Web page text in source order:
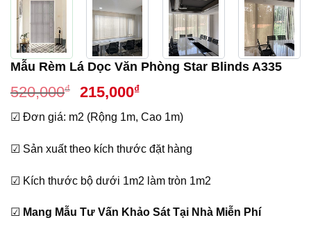
Mẫu Rèm Lá Dọc Văn Phòng Star Blinds A335
520,000₫
Giá
gốc
là:
520,000₫.
215,000₫Giá
tại
là:
215,000₫.
☑ Đơn giá: m2 (Rộng 1m, Cao 1m)
☑ Sản xuất theo kích thước đặt hàng
☑ Kích thước bộ dưới 1m2 làm tròn 1m2
☑ Mang Mẫu Tư Vấn Khảo Sát Tại Nhà Miễn Phí